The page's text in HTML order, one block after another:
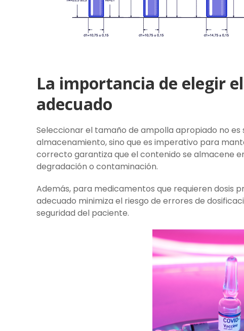
La importancia de elegir
adecuado
Seleccionar el tamaño de ampolla apropiado no
almacenamiento, sino que es imperativo para
correcto garantiza que el contenido se almacene
degradación o contaminación.
Además, para medicamentos que requieren dosis
adecuado minimiza el riesgo de errores de
seguridad del paciente.